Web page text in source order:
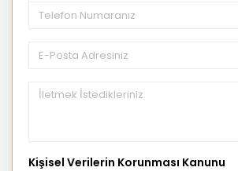
Kişisel Verilerin Korunması Kanunu